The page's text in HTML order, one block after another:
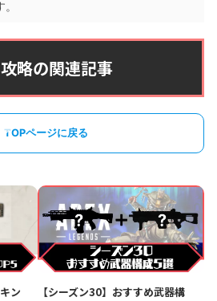
略の関連記事
TOPページに戻る
ン
【シーズン30】おすすめ武器構